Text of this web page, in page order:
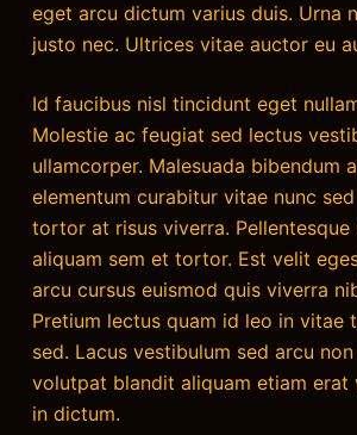
eget arcu dictum varius duis. Urna
justo nec. Ultrices vitae auctor eu
Id faucibus nisl tincidunt eget
Molestie ac feugiat sed lectus
ullamcorper. Malesuada bibendum
elementum curabitur vitae nunc
tortor at risus viverra. Pellentesque
aliquam sem et tortor. Est velit
arcu cursus euismod quis viverra
Pretium lectus quam id leo in vitae
sed. Lacus vestibulum sed arcu
volutpat blandit aliquam etiam erat
in dictum.